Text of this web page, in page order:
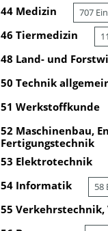
44 Medizin 707
46 Tiermedizin
48 Land- und
50 Technik
51 Werkstoffkunde
52 Maschinenbau,
Fertigungstechnik
53 Elektrotechnik
54 Informatik 58
55 Verkehrstechnik,